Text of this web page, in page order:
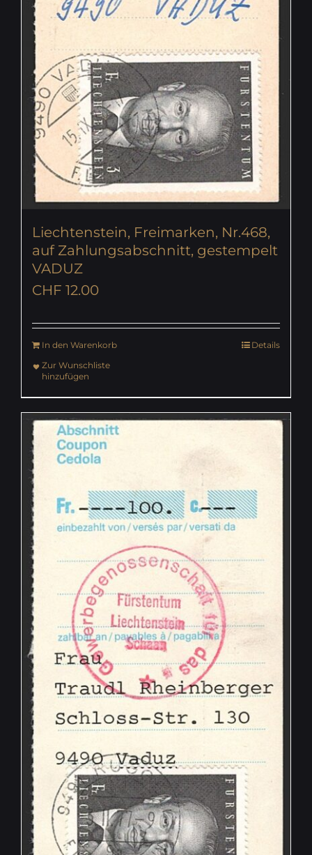
Liechtenstein, Freimarken, Nr.468,
auf Zahlungsabschnitt, gestempelt
VADUZ
CHF 12.00
In den Warenkorb
Details
Zur Wunschliste
hinzufügen